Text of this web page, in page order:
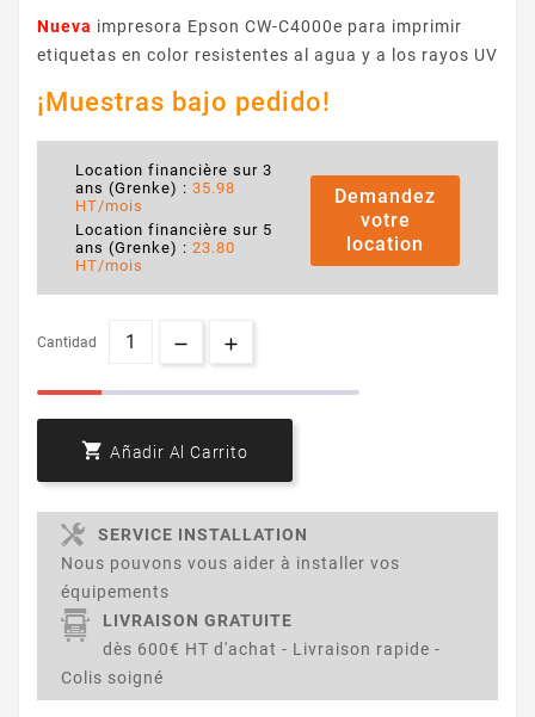
Nueva impresora Epson CW-C4000e para imprimir
etiquetas en color resistentes al agua y a los rayos UV
¡Muestras bajo pedido!
Location financière sur 3
ans (Grenke) : 35.98
HT/mois
Location financière sur 5
ans (Grenke) : 23.80
HT/mois
Demandez
votre
location
Cantidad
 Añadir Al Carrito
SERVICE INSTALLATION
Nous pouvons vous aider à installer vos
équipements
LIVRAISON GRATUITE
dès 600€ HT d'achat - Livraison rapide -
Colis soigné